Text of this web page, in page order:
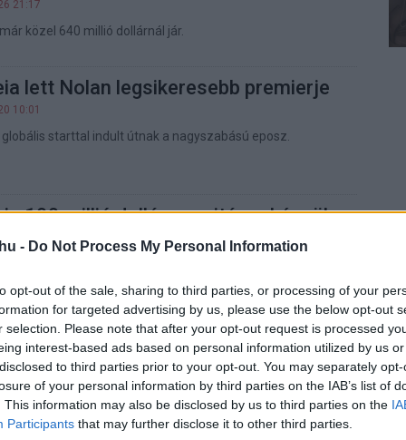
- Do Not Process My Personal Information
opt-out of the sale, sharing to third parties, or processing of your
for targeted advertising by us, please use the below opt-out
selection. Please note that after your opt-out request is processed
interest-based ads based on personal information utilized by us
to third parties prior to your opt-out. You may separately
of your personal information by third parties on the IAB’s list of
This information may also be disclosed by us to third parties on the
Participants that may further disclose it to other third parties.
21:17
közel 640 millió dollárnál jár.
lett Nolan legsikeresebb premierje
10:01
starttal indult útnak a nagyszabású eposz.
100 millió dolláros nyitásra készül
A sötét lovag: Felemelkedés óta
Nolan-siker
nyitott ekkorát az észak-amerikai mozikban.
Nolan Odüsszeiája új előzetest
már az istenek is
16:46